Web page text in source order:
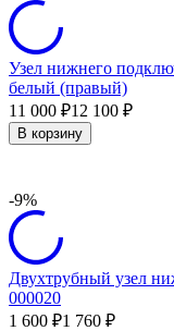
Узел нижнего
белый (правый)
11 000 ₽12 100 ₽
В корзину
-9%
Двухтрубный узел
000020
1 600 ₽1 760 ₽